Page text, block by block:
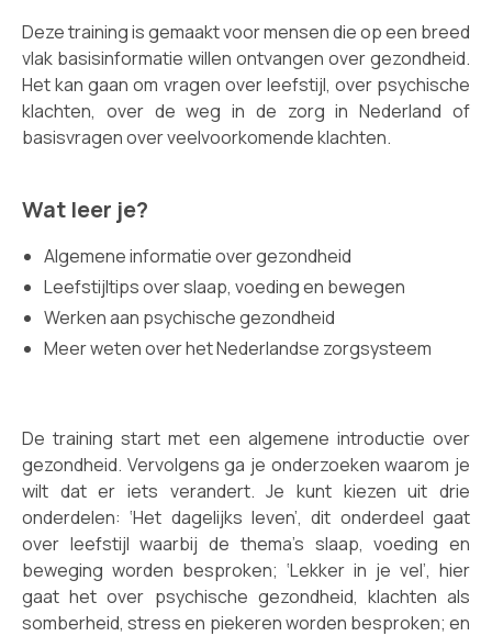
Deze training is gemaakt voor mensen die op een breed
vlak basisinformatie willen ontvangen over gezondheid.
Het kan gaan om vragen over leefstijl, over psychische
klachten, over de weg in de zorg in Nederland of
basisvragen over veelvoorkomende klachten.
Wat leer je?
Algemene informatie over gezondheid
Leefstijltips over slaap, voeding en bewegen
Werken aan psychische gezondheid
Meer weten over het Nederlandse zorgsysteem
De training start met een algemene introductie over
gezondheid. Vervolgens ga je onderzoeken waarom je
wilt dat er iets verandert. Je kunt kiezen uit drie
onderdelen: ‘Het dagelijks leven’, dit onderdeel gaat
over leefstijl waarbij de thema’s slaap, voeding en
beweging worden besproken; ‘Lekker in je vel’, hier
gaat het over psychische gezondheid, klachten als
somberheid, stress en piekeren worden besproken; en